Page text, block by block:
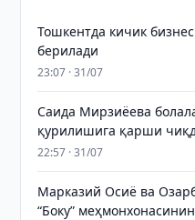
Тошкентда кичик
берилади
23:07 · 31/07
Саида Мирзиёева
қурилишига қарши
22:57 · 31/07
Марказий Осиё ва
“Боку”